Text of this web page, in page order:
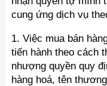
cung ứng dịch vụ
1. Việc mua bán
tiến hành theo cách
nhượng quyền quy
hàng hoá, tên